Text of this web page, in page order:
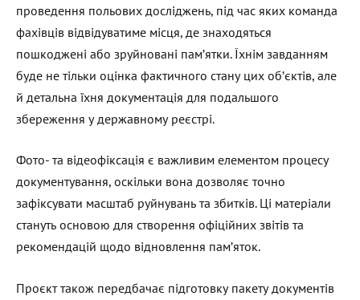
проведення польових досліджень, під час яких команда
фахівців відвідуватиме місця, де знаходяться
пошкоджені або зруйновані пам’ятки. Їхнім завданням
буде не тільки оцінка фактичного стану цих об’єктів, але
й детальна їхня документація для подальшого
збереження у державному реєстрі.
Фото- та відеофіксація є важливим елементом процесу
документування, оскільки вона дозволяє точно
зафіксувати масштаб руйнувань та збитків. Ці матеріали
стануть основою для створення офіційних звітів та
рекомендацій щодо відновлення пам’яток.
Проєкт також передбачає підготовку пакету документів